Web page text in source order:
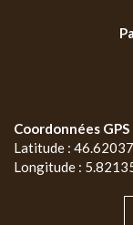
Coordonnées GPS
Latitude :
Longitude :